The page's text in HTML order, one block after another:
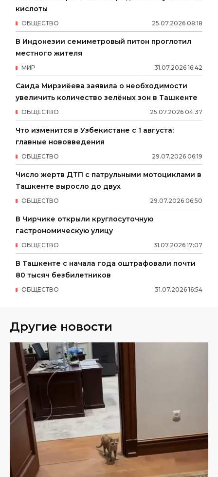
кислоты
25.07.2026 08:18
ОБЩЕСТВО
В Индонезии семиметровый питон проглотил
местного жителя
31.07.2026 16:42
МИР
Саида Мирзиёева заявила о необходимости
увеличить количество зелёных зон в Ташкенте
25.07.2026 04:37
ОБЩЕСТВО
Что изменится в Узбекистане с 1 августа:
главные нововведения
29.07.2026 06:19
ОБЩЕСТВО
Число жертв ДТП с патрульными мотоциклами в
Ташкенте выросло до двух
29.07.2026 06:50
ОБЩЕСТВО
В Чирчике открыли круглосуточную
гастрономическую улицу
31.07.2026 17:07
ОБЩЕСТВО
В Ташкенте с начала года оштрафовали почти
80 тысяч безбилетников
31.07.2026 16:54
ОБЩЕСТВО
Другие новости